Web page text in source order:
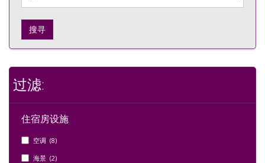
搜寻
过滤:
住宿房设施
空调 (8)
海景 (2)